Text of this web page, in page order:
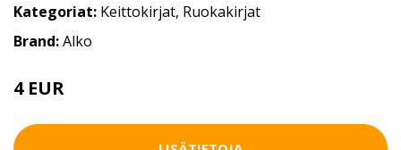
Kategoriat: Keittokirjat, Ruokakirjat
Brand:Alko
4 EUR